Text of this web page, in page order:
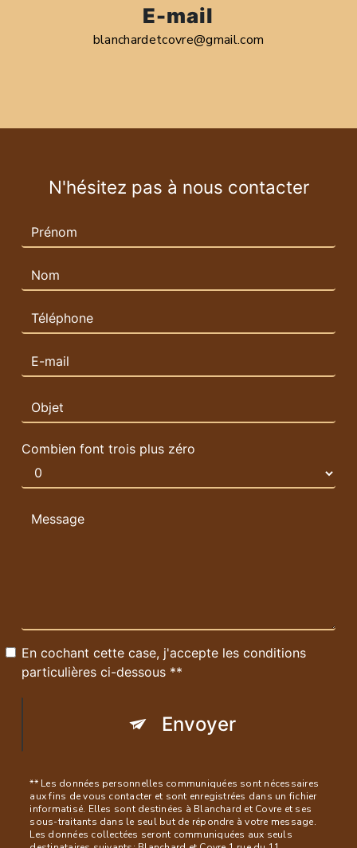
E-mail
blanchardetcovre@gmail.com
N'hésitez pas à nous contacter
Combien font trois plus zéro
En cochant cette case, j'accepte les conditions
particulières ci-dessous **
Envoyer
** Les données personnelles communiquées sont nécessaires
aux fins de vous contacter et sont enregistrées dans un fichier
informatisé. Elles sont destinées à Blanchard et Covre et ses
sous-traitants dans le seul but de répondre à votre message.
Les données collectées seront communiquées aux seuls